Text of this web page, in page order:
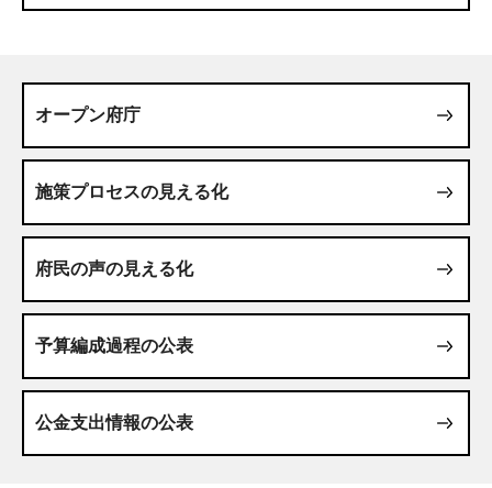
オープン府庁
施策プロセスの見える化
府民の声の見える化
予算編成過程の公表
公金支出情報の公表